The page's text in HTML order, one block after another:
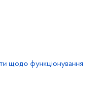
щодо функціонування